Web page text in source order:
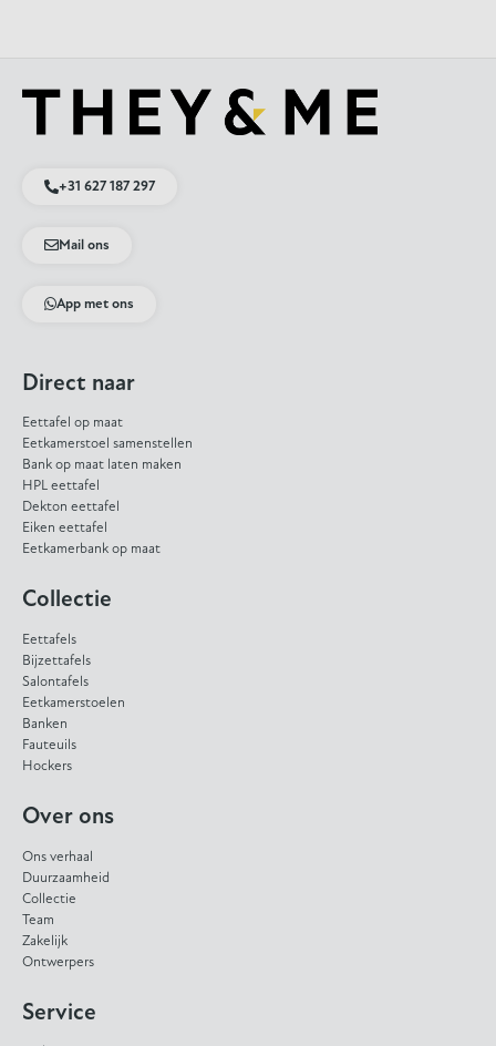
+31 627 187 297
Mail ons
App met ons
Direct naar
Eettafel op maat
Eetkamerstoel samenstellen
Bank op maat laten maken
HPL eettafel
Dekton eettafel
Eiken eettafel
Eetkamerbank op maat
Collectie
Eettafels
Bijzettafels
Salontafels
Eetkamerstoelen
Banken
Fauteuils
Hockers
Over ons
Ons verhaal
Duurzaamheid
Collectie
Team
Zakelijk
Ontwerpers
Service